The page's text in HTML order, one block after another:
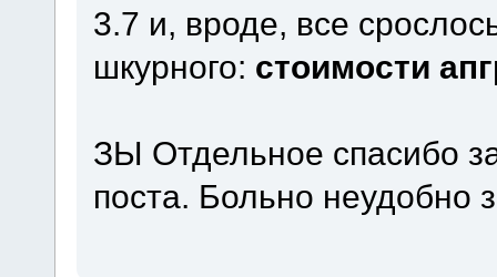
3.7 и, вроде, все
шкурного: стоимости
ЗЫ Отдельное спасибо
поста. Больно неудобно